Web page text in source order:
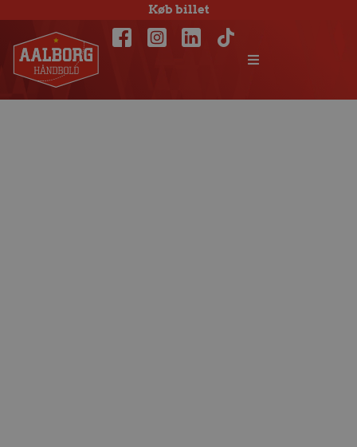
Køb billet